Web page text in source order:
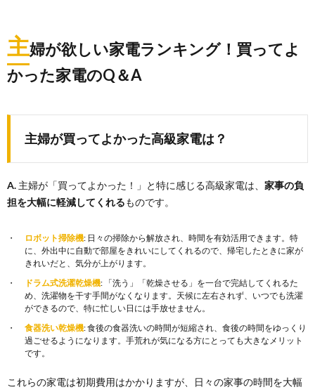
主婦が欲しい家電ランキング！買ってよ
かった家電のQ＆A
主婦が買ってよかった高級家電は？
A. 主婦が「買ってよかった！」と特に感じる高級家電は、 家事の負
担を大幅に軽減してくれるものです。
ロボット掃除機: 日々の掃除から解放され、時間を有効活用できます。特
に、外出中に自動で部屋をきれいにしてくれるので、帰宅したときに家が
きれいだと、気分が上がります。
ドラム式洗濯乾燥機: 「洗う」「乾燥させる」を一台で完結してくれるた
め、洗濯物を干す手間がなくなります。天候に左右されず、いつでも洗濯
ができるので、特に忙しい日には手放せません。
食器洗い乾燥機: 食後の食器洗いの時間が短縮され、食後の時間をゆっくり
過ごせるようになります。手荒れが気になる方にとっても大きなメリット
です。
これらの家電は初期費用はかかりますが、日々の家事の時間を大幅